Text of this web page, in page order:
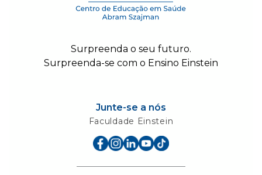
Surpreenda o seu futuro.
Surpreenda-se com o Ensino Einstein
Junte-se a nós
Faculdade Einstein